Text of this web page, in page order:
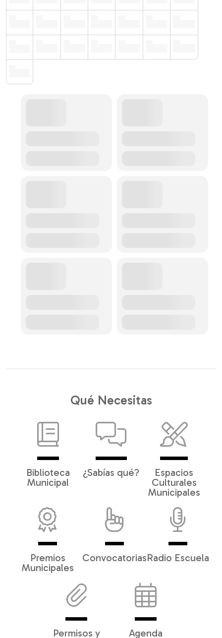
Qué Necesitas
Biblioteca
Municipal
¿Sabías qué?
Espacios
Culturales
Municipales
Premios
Municipales
ConvocatoriasRadio Escuela
Permisos y
Agenda